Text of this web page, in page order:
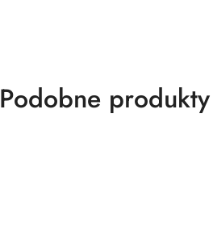
Produkty
Podobne produkty